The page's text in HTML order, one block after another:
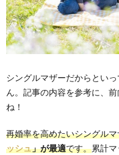
シングルマザーだからとい
ん。記事の内容を参考に、
ね！
再婚率を高めたいシングル
ッシュ」が最適です。累計